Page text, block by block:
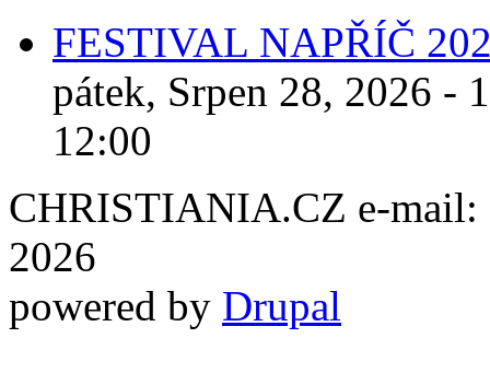
FESTIVAL NAPŘÍČ
pátek, Srpen 28, 2026 -
12:00
CHRISTIANIA.CZ e-mail:
2026
powered by Drupal